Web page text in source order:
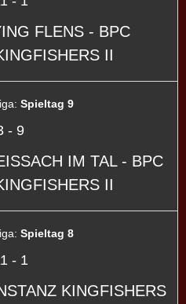
FLENS - BPC
II
Spieltag 9
- 9
IM TAL - BPC
II
Spieltag 8
- 1
KINGFISHERS